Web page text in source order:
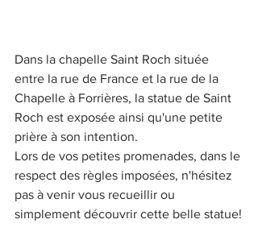
Dans la chapelle Saint Roch située
entre la rue de France et la rue de la
Chapelle à Forrières, la statue de Saint
Roch est exposée ainsi qu'une petite
prière à son intention.
Lors de vos petites promenades, dans le
respect des règles imposées, n'hésitez
pas à venir vous recueillir ou
simplement découvrir cette belle statue!